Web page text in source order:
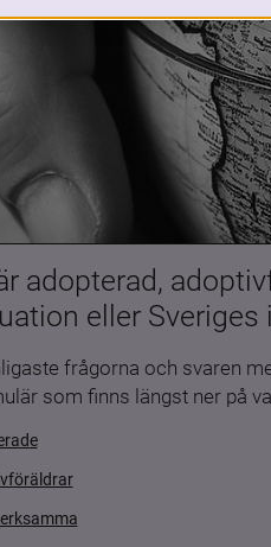
adopterad,
eller
frågorna och svaren
som finns längst ner på